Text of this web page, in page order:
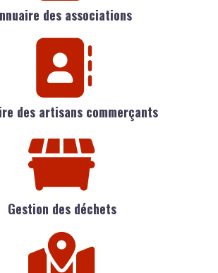
des associations
des artisans commerçants
Gestion des déchets